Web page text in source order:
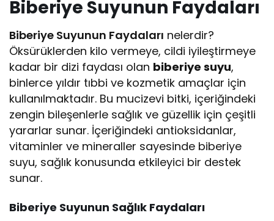
Biberiye Suyunun Faydaları
Biberiye Suyunun Faydaları nelerdir?
Öksürüklerden kilo vermeye, cildi iyileştirmeye
kadar bir dizi faydası olan biberiye suyu,
binlerce yıldır tıbbi ve kozmetik amaçlar için
kullanılmaktadır. Bu mucizevi bitki, içeriğindeki
zengin bileşenlerle sağlık ve güzellik için çeşitli
yararlar sunar. İçeriğindeki antioksidanlar,
vitaminler ve mineraller sayesinde biberiye
suyu, sağlık konusunda etkileyici bir destek
sunar.
Biberiye Suyunun Sağlık Faydaları